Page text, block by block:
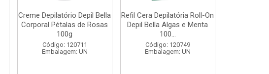
Creme Depilatório Depil Bella
Corporal Pétalas de Rosas
100g
Código: 120711
Embalagem: UN
Refil Cera Depilatória Roll-On
Depil Bella Algas e Menta
100...
Código: 120749
Embalagem: UN